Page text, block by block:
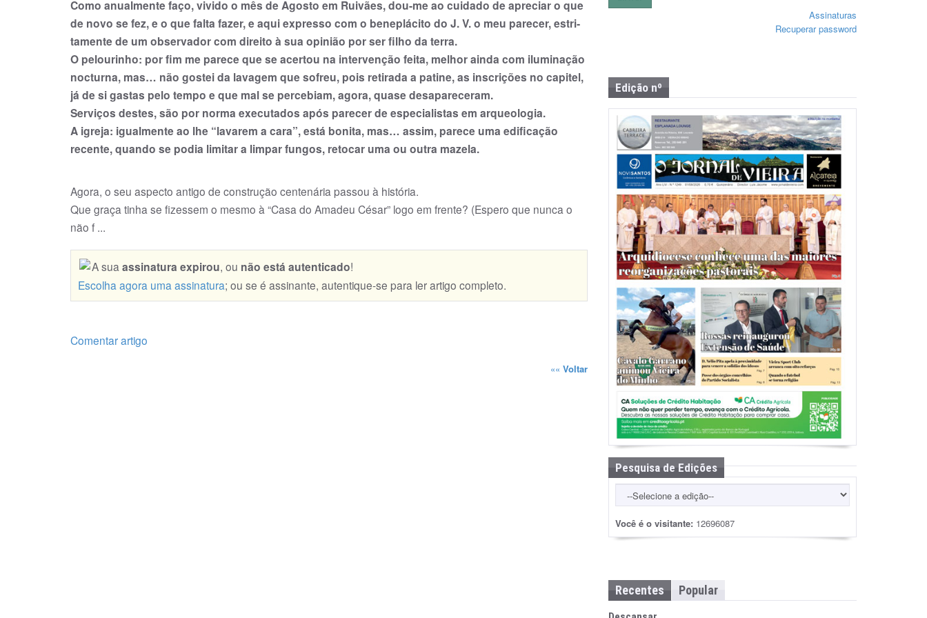
Como anualmente faço, vi­vi­do o mês de Agosto em Rui­vães, dou-me ao cuidado de apreciar o que
de novo se fez, e o que falta fazer, e aqui expresso com o beneplácito do J. V. o meu parecer, estri­
ta­mente de um observador com direito à sua opinião por ser filho da terra.
O pelourinho: por fim me parece que se acertou na intervenção feita, melhor ainda com iluminação
no­cturna, mas… não gos­tei da lavagem que sofreu, pois retirada a patine, as inscrições no capitel,
já de si gastas pelo tempo e que mal se percebiam, ago­ra, quase desapareceram.
Serviços destes, são por norma executados após parecer de especialistas em ar­queo­logia.
A igreja: igualmente ao lhe “lavarem a cara”, está bonita, mas… assim, parece uma edificação
recente, quando se podia limitar a limpar fungos, retocar uma ou outra ma­zela.
Agora, o seu aspecto antigo de construção centenária passou à história.
Que graça tinha se fizessem o mesmo à “Casa do Ama­deu César” logo em fren­te? (Espero que nunca o
não f ...
A sua assinatura expirou, ou não está autenticado!
Escolha agora uma assinatura; ou se é assinante, autentique-se para ler artigo completo.
Comentar artigo
«« Voltar
Assinaturas
Recuperar password
Edição nº
Pesquisa de Edições
Você é o visitante: 12696087
Recentes Popular